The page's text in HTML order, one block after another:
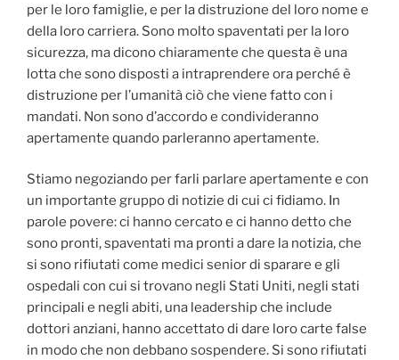
per le loro famiglie, e per la distruzione del loro nome e
della loro carriera. Sono molto spaventati per la loro
sicurezza, ma dicono chiaramente che questa è una
lotta che sono disposti a intraprendere ora perché è
distruzione per l’umanità ciò che viene fatto con i
mandati. Non sono d’accordo e condivideranno
apertamente quando parleranno apertamente.
Stiamo negoziando per farli parlare apertamente e con
un importante gruppo di notizie di cui ci fidiamo. In
parole povere: ci hanno cercato e ci hanno detto che
sono pronti, spaventati ma pronti a dare la notizia, che
si sono rifiutati come medici senior di sparare e gli
ospedali con cui si trovano negli Stati Uniti, negli stati
principali e negli abiti, una leadership che include
dottori anziani, hanno accettato di dare loro carte false
in modo che non debbano sospendere. Si sono rifiutati